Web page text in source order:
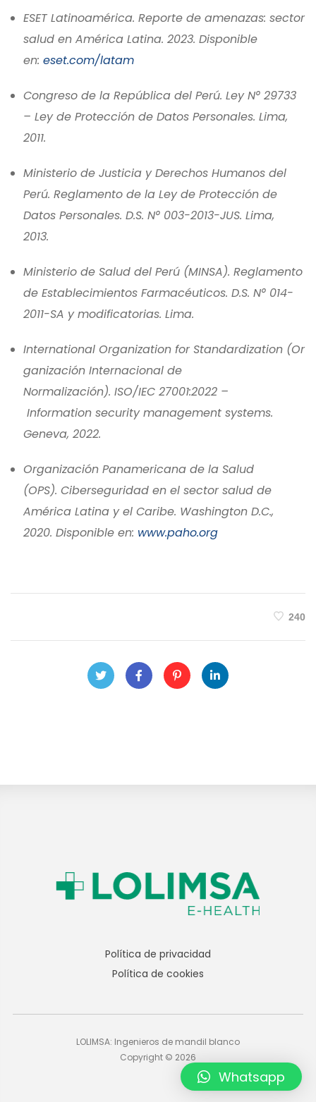
ESET Latinoamérica. Reporte de amenazas: sector
salud en América Latina. 2023. Disponible
en: eset.com/latam
Congreso de la República del Perú. Ley N° 29733
– Ley de Protección de Datos Personales. Lima,
2011.
Ministerio de Justicia y Derechos Humanos del
Perú. Reglamento de la Ley de Protección de
Datos Personales. D.S. N° 003-2013-JUS. Lima,
2013.
Ministerio de Salud del Perú (MINSA). Reglamento
de Establecimientos Farmacéuticos. D.S. N° 014-
2011-SA y modificatorias. Lima.
International Organization for Standardization (Or
ganización Internacional de
Normalización). ISO/IEC 27001:2022 –
Information security management systems.
Geneva, 2022.
Organización Panamericana de la Salud
(OPS). Ciberseguridad en el sector salud de
América Latina y el Caribe. Washington D.C.,
2020. Disponible en: www.paho.org
240
Política de privacidad
Política de cookies
LOLIMSA: Ingenieros de mandil blanco
Copyright © 2026
Whatsapp